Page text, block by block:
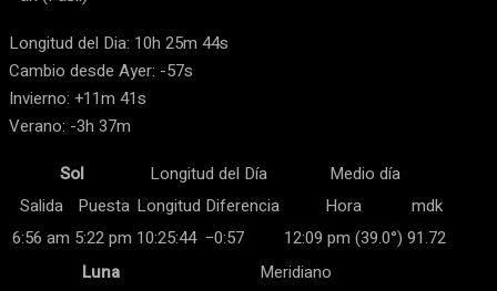
Longitud del Dia: 10h 25m 44s
Cambio desde Ayer: -57s
Invierno: +11m 41s
Verano: -3h 37m
Sol
Longitud del Día
Medio día
Salida
Puesta Longitud Diferencia Hora
mdk
6:56 am 5:22 pm 10:25:44 −0:57 12:09 pm (39.0°) 91.72
Luna
Meridiano